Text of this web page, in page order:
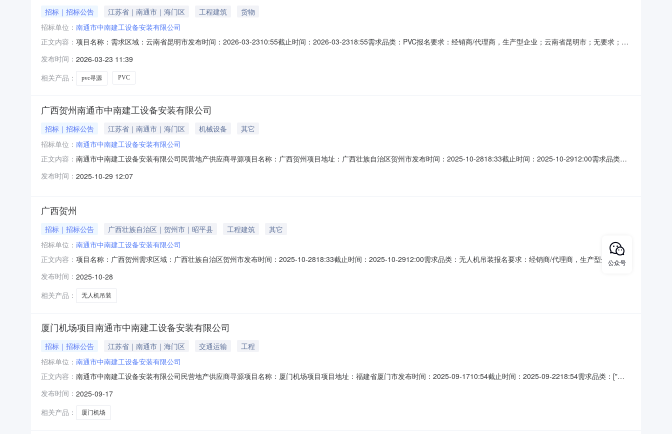
招标｜招标公告 江苏省｜南通市｜海门区 工程建筑
货物
招标单位： 南通市中南建工设备安装有限公司
正文内容： 项目名称：需求区域：云南省昆明市发布时间：2026-03-2310:55截止时间：2026-03-2318:55需求品类：PVC报名要求：经销商/代理商，生产型企业；云南省昆明市；无要求；不
段：需求信息材料名称规格型号品牌采购量单位需求供应商家数企业类型其他要求PVC企业所在地：昆明市；品类信息需求品类：PVC供应商要求：1、经营模式：经销商/代理商，
生
发布时间： 2026-03-23 11:39
相关产品：
pvc寻源 PVC
广西贺州南通市中南建工设备安装有限公司
招标｜招标公告 江苏省｜南通市｜海门区 机械设备
其它
招标单位： 南通市中南建工设备安装有限公司
正文内容： 南通市中南建工设备安装有限公司民营地产供应商寻源项目名称：广西贺州项目地址：广西壮族自治区贺州市发布时间：2025-10-2818:33截止时间：2025-10-2912:00需求品类：
发布时间： 2025-10-29 12:07
广西贺州
招标｜招标公告 广西壮族自治区｜贺州市｜昭平县 工程建筑
其它
招标单位： 南通市中南建工设备安装有限公司
正文内容： 项目名称：广西贺州需求区域：广西壮族自治区贺州市发布时间：2025-10-2818:33截止时间：2025-10-2912:00需求品类：无人机吊装报名要求：经销商/代理商，生产型企业；无
要求；不含施工/安装企业信息企业名称：南通市中南建工设备安装有限公司企业类型：民营地产企业地址：南通市海门区常乐镇常青路188号项目名称：广西贺州项目地址：广西壮
族自治区贺州市昭平县昭平县项目阶段：外装修阶段需求信息材料名称规格型号品牌采购量单位需求供应商家数企业类型
发布时间： 2025-10-28
相关产品：
无人机吊装
厦门机场项目南通市中南建工设备安装有限公司
招标｜招标公告 江苏省｜南通市｜海门区 交通运输
工程
招标单位： 南通市中南建工设备安装有限公司
正文内容： 南通市中南建工设备安装有限公司民营地产供应商寻源项目名称：厦门机场项目项目地址：福建省厦门市发布时间：2025-09-1710:54截止时间：2025-09-2218:54需求品类：["四
发布时间： 2025-09-17
相关产品：
厦门机场
公众号